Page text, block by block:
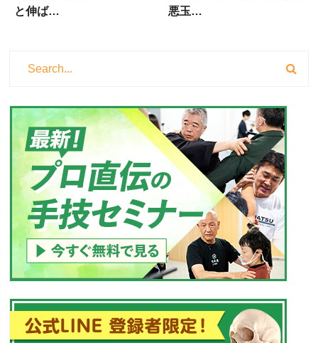
と伸ば…
悪玉…